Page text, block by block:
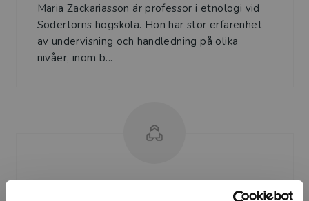
Maria Zackariasson är professor i etnologi vid
Södertörns högskola. Hon har stor erfarenhet
av undervisning och handledning på olika
nivåer, inom b...